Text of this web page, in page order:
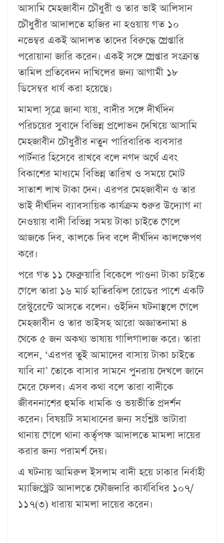
আসামি মেহজাবীন চৌধুরী ও তার ভাই আলিসান
চৌধুরীর আদালতে হাজির না হওয়ায় গত ১০
নভেম্বর একই আদালত তাদের বিরুদ্ধে গ্রেপ্তারি
পরোয়ানা জারি করেন। একই সঙ্গে গ্রেপ্তার সংক্রান্ত
তামিল প্রতিবেদন দাখিলের জন্য আগামী ১৮
ডিসেম্বর ধার্য করা হয়েছে।
মামলা সূত্রে জানা যায়, বাদীর সঙ্গে দীর্ঘদিন
পরিচয়ের সুবাদে বিভিন্ন প্রলোভন দেখিয়ে আসামি
মেহজাবীন চৌধুরীর নতুন পারিবারিক ব্যবসার
পার্টনার হিসেবে রাখবে বলে নগদ অর্থে এবং
বিকাশের মাধ্যমে বিভিন্ন তারিখ ও সময়ে মোট
সাতাশ লাখ টাকা দেন। এরপর মেহজাবীন ও তার
ভাই দীর্ঘদিন ব্যাবসায়িক কার্যক্রম শুরুর উদ্যোগ না
নেওয়ায় বাদী বিভিন্ন সময় টাকা চাইতে গেলে
আজকে দিব, কালকে দিব বলে দীর্ঘদিন কালক্ষেপণ
করে।
পরে গত ১১ ফেব্রুয়ারি বিকেলে পাওনা টাকা চাইতে
গেলে তারা ১৬ মার্চ হাতিরঝিল রোডের পাশে একটি
রেস্টুরেন্টে আসতে বলেন। ওইদিন ঘটনাস্থলে গেলে
মেহজাবীন ও তার ভাইসহ আরো অজ্ঞাতনামা ৪
থেকে ৫ জন অকথ্য ভাষায় গালিগালাজ করে। তারা
বলেন, ‘এরপর তুই আমাদের বাসায় টাকা চাইতে
যাবি না’ তোকে বাসার সামনে পুনরায় দেখলে জানে
মেরে ফেলব। এসব কথা বলে তারা বাদীকে
জীবননাশের হুমকি ধামকি ও ভয়ভীতি প্রদর্শন
করেন। বিষয়টি সমাধানের জন্য সংশ্লিষ্ট ভাটারা
থানায় গেলে থানা কর্তৃপক্ষ আদালতে মামলা দায়ের
করার জন্য পরামর্শ দেয়।
এ ঘটনায় আমিরুল ইসলাম বাদী হয়ে ঢাকার নির্বাহী
ম্যাজিস্ট্রেট আদালতে ফৌজদারি কার্যবিধির ১০৭/
১১৭(৩) ধারায় মামলা দায়ের করেন।